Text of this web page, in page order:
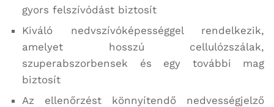
gyors felszívódást biztosít
Kiváló nedvszívóképességgel rendelkezik,
amelyet hosszú cellulózszálak,
szuperabszorbensek és egy további mag
biztosít
Az ellenőrzést könnyítendő nedvességjelző